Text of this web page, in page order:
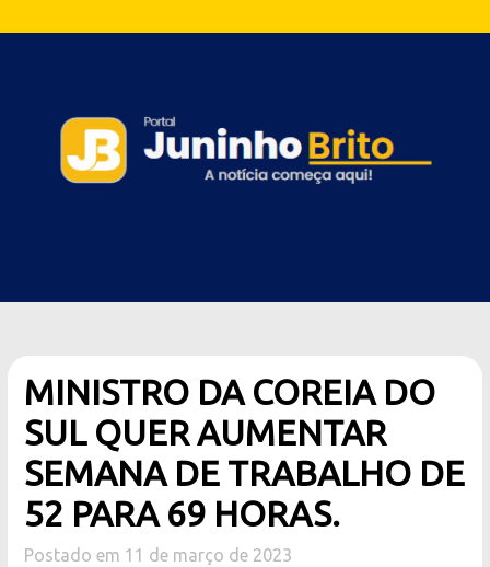
MINISTRO DA COREIA DO
SUL QUER AUMENTAR
SEMANA DE TRABALHO DE
52 PARA 69 HORAS.
Postado em 11 de março de 2023